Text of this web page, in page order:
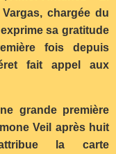
chargée du
sa gratitude
fois depuis
fait appel aux
grande première
Veil après huit
la carte